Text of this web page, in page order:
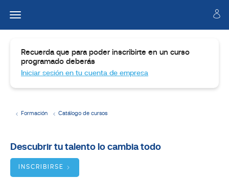
Formación Catálogo de cursos
Dirigido
Recuerda que para poder inscribirte en un curso
programado deberás
Iniciar sesión en tu cuenta de empresa
Descubrir tu talento lo cambia todo
INSCRIBIRSE